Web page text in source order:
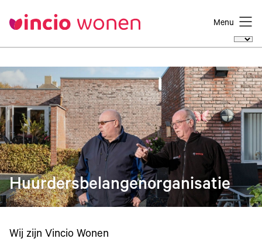
Menu
Huurdersbelangenorganisatie
Wij zijn Vincio Wonen